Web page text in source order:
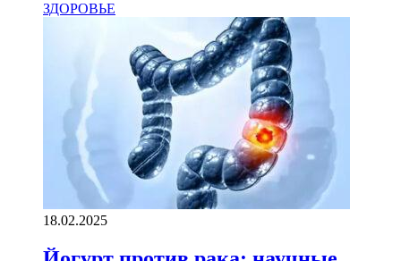
ЗДОРОВЬЕ
18.02.2025